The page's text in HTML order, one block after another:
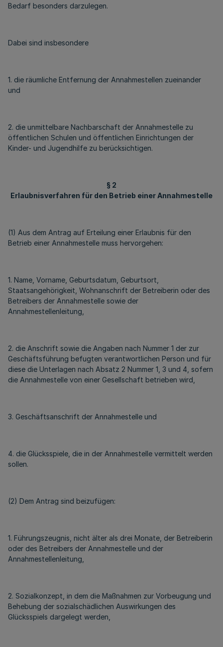
Bedarf besonders darzulegen.
Dabei sind insbesondere
1. die räumliche Entfernung der Annahmestellen zueinander
und
2. die unmittelbare Nachbarschaft der Annahmestelle zu
öffentlichen Schulen und öffentlichen Einrichtungen der
Kinder- und Jugendhilfe zu berücksichtigen.
§ 2
Erlaubnisverfahren für den Betrieb einer Annahmestelle
(1) Aus dem Antrag auf Erteilung einer Erlaubnis für den
Betrieb einer Annahmestelle muss hervorgehen:
1. Name, Vorname, Geburtsdatum, Geburtsort,
Staatsangehörigkeit, Wohnanschrift der Betreiberin oder des
Betreibers der Annahmestelle sowie der
Annahmestellenleitung,
2. die Anschrift sowie die Angaben nach Nummer 1 der zur
Geschäftsführung befugten verantwortlichen Person und für
diese die Unterlagen nach Absatz 2 Nummer 1, 3 und 4, sofern
die Annahmestelle von einer Gesellschaft betrieben wird,
3. Geschäftsanschrift der Annahmestelle und
4. die Glücksspiele, die in der Annahmestelle vermittelt werden
sollen.
(2) Dem Antrag sind beizufügen:
1. Führungszeugnis, nicht älter als drei Monate, der Betreiberin
oder des Betreibers der Annahmestelle und der
Annahmestellenleitung,
2. Sozialkonzept, in dem die Maßnahmen zur Vorbeugung und
Behebung der sozialschädlichen Auswirkungen des
Glücksspiels dargelegt werden,